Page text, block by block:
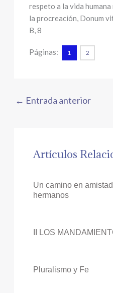
respeto a la vida
la procreación, Donum
B, 8
Páginas: 1 2
← Entrada anterior
Artículos
Un camino en
hermanos
II LOS
Pluralismo y Fe